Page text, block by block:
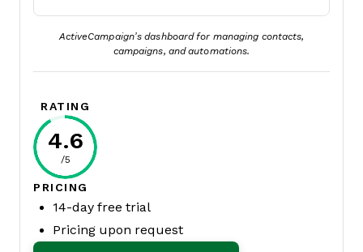
ActiveCampaign’s dashboard for managing contacts,
campaigns, and automations.
RATING
4.6
/5
PRICING
14-day free trial
Pricing upon request